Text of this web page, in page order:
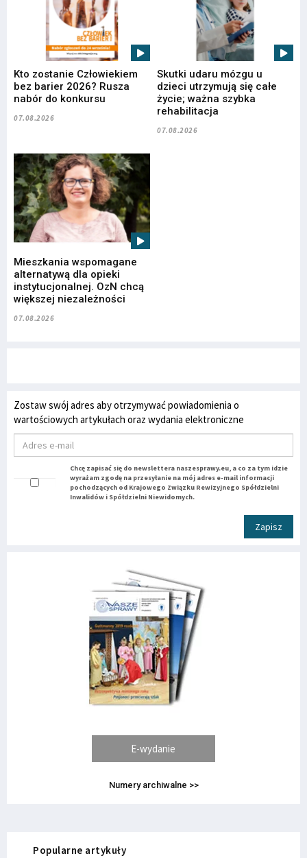
Kto zostanie Człowiekiem
bez barier 2026? Rusza
nabór do konkursu
07.08.2026
Skutki udaru mózgu u
dzieci utrzymują się całe
życie; ważna szybka
rehabilitacja
07.08.2026
Mieszkania wspomagane
alternatywą dla opieki
instytucjonalnej. OzN chcą
większej niezależności
07.08.2026
Zostaw swój adres aby otrzymywać powiadomienia o
wartościowych artykułach oraz wydania elektroniczne
Chcę zapisać się do newslettera naszesprawy.eu, a co za tym idzie
wyrażam zgodę na przesyłanie na mój adres e-mail informacji
pochodzących od Krajowego Związku Rewizyjnego Spółdzielni
Inwalidów i Spółdzielni Niewidomych.
Zapisz
E-wydanie
Numery archiwalne >>
Popularne artykuły